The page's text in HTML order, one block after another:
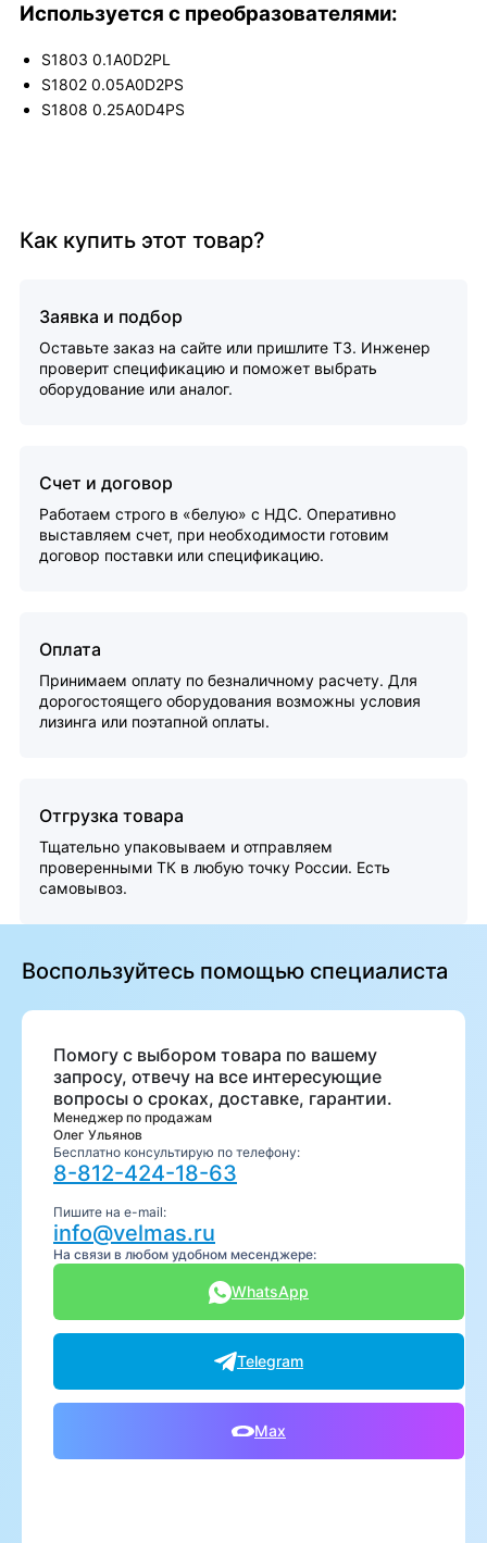
Используется с преобразователями:
S1803 0.1A0D2PL
S1802 0.05A0D2PS
S1808 0.25A0D4PS
Как купить этот товар?
Заявка и подбор
Оставьте заказ на сайте или пришлите ТЗ. Инженер
проверит спецификацию и поможет выбрать
оборудование или аналог.
Счет и договор
Работаем строго в «белую» с НДС. Оперативно
выставляем счет, при необходимости готовим
договор поставки или спецификацию.
Оплата
Принимаем оплату по безналичному расчету. Для
дорогостоящего оборудования возможны условия
лизинга или поэтапной оплаты.
Отгрузка товара
Тщательно упаковываем и отправляем
проверенными ТК в любую точку России. Есть
самовывоз.
Воспользуйтесь помощью специалиста
Помогу с выбором товара по вашему
запросу, отвечу на все интересующие
вопросы о сроках, доставке, гарантии.
Менеджер по продажам
Олег Ульянов
Бесплатно консультирую по телефону:
8-812-424-18-63
Пишите на e-mail:
info@velmas.ru
На связи в любом удобном месенджере:
WhatsApp
Telegram
Max